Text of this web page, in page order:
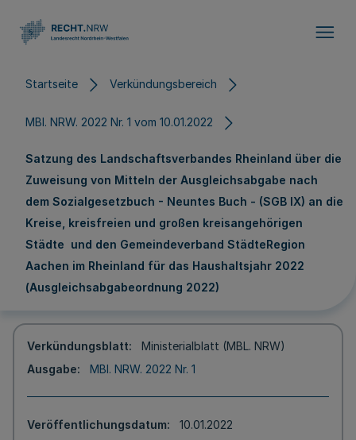
Startseite Verkündungsbereich
MBl. NRW. 2022 Nr. 1 vom 10.01.2022
Satzung des Landschaftsverbandes Rheinland über die
Zuweisung von Mitteln der Ausgleichsabgabe nach
dem Sozialgesetzbuch - Neuntes Buch - (SGB IX) an die
Kreise, kreisfreien und großen kreisangehörigen
Städte und den Gemeindeverband StädteRegion
Aachen im Rheinland für das Haushaltsjahr 2022
(Ausgleichsabgabeordnung 2022)
Verkündungsblatt
Ministerialblatt (MBL. NRW)
Ausgabe
MBl. NRW. 2022 Nr. 1
Veröffentlichungsdatum
10.01.2022